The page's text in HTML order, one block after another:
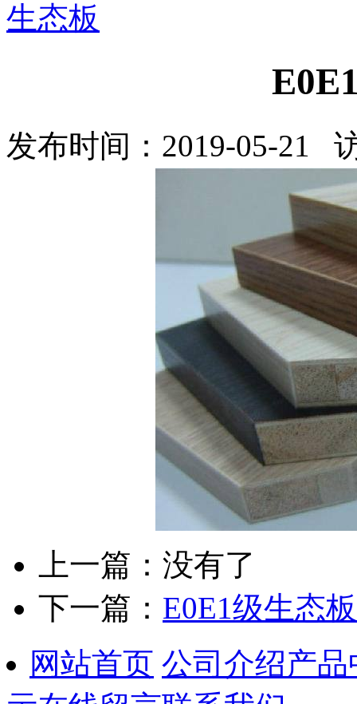
生态板
发布时间：2019-05-21
上一篇：没有了
下一篇： E0E1级生态板
网站首页 公司介绍产